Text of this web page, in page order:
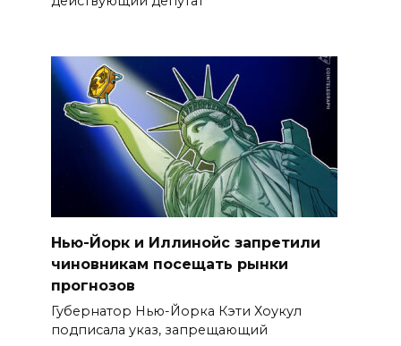
Нью-Йорк и Иллинойс запретили
чиновникам посещать рынки
прогнозов
Губернатор Нью-Йорка Кэти Хоукул
подписала указ, запрещающий